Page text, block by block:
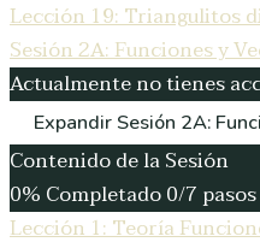
Lección 19: Triangulitos
Sesión 2A: Funciones y
Actualmente no tienes
Expandir Sesión 2A:
Contenido de la Sesión
0% Completado0/7 pasos
Lección 1: Teoría